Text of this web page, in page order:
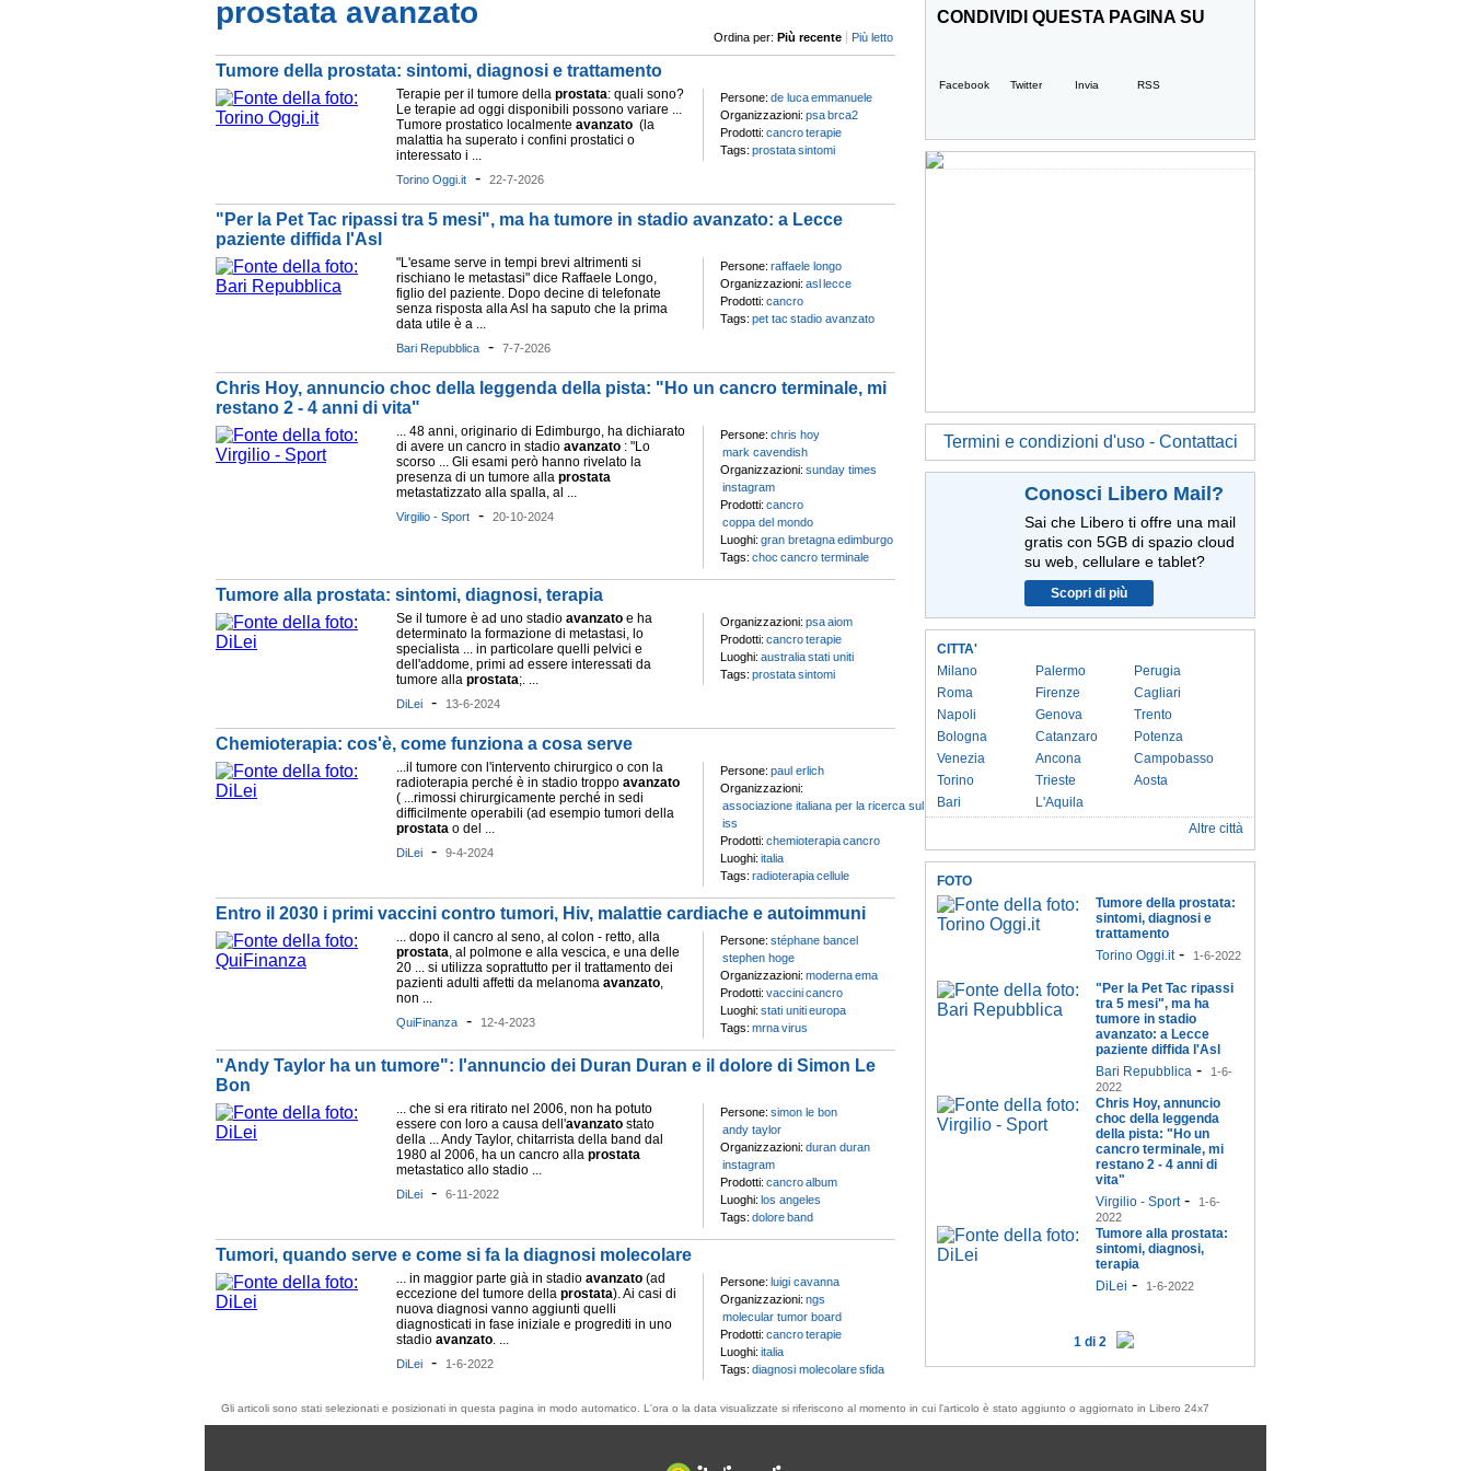
prostata avanzato
Ordina per: Più recente Più letto
Tumore della prostata: sintomi, diagnosi e trattamento
Terapie per il tumore della prostata: quali sono?
Le terapie ad oggi disponibili possono variare ...
Tumore prostatico localmente avanzato (la
malattia ha superato i confini prostatici o
interessato i ...
Torino Oggi.it - 22-7-2026
Persone: de lucaemmanuele
Organizzazioni: psabrca2
Prodotti: cancroterapie
Tags: prostatasintomi
"Per la Pet Tac ripassi tra 5 mesi", ma ha tumore in stadio avanzato: a Lecce
paziente diffida l'Asl
"L'esame serve in tempi brevi altrimenti si
rischiano le metastasi" dice Raffaele Longo,
figlio del paziente. Dopo decine di telefonate
senza risposta alla Asl ha saputo che la prima
data utile è a ...
Bari Repubblica - 7-7-2026
Persone: raffaele longo
Organizzazioni: asllecce
Prodotti: cancro
Tags: pet tac stadio avanzato
Chris Hoy, annuncio choc della leggenda della pista: "Ho un cancro terminale, mi
restano 2 - 4 anni di vita"
... 48 anni, originario di Edimburgo, ha dichiarato
di avere un cancro in stadio avanzato : "Lo
scorso ... Gli esami però hanno rivelato la
presenza di un tumore alla prostata
metastatizzato alla spalla, al ...
Virgilio - Sport - 20-10-2024
Persone: chris hoy
mark cavendish
Organizzazioni: sunday times
instagram
Prodotti: cancro
coppa del mondo
Luoghi: gran bretagnaedimburgo
Tags: choc cancro terminale
Tumore alla prostata: sintomi, diagnosi, terapia
Se il tumore è ad uno stadio avanzato e ha
determinato la formazione di metastasi, lo
specialista ... in particolare quelli pelvici e
dell'addome, primi ad essere interessati da
tumore alla prostata;. ...
DiLei - 13-6-2024
Organizzazioni: psaaiom
Prodotti: cancroterapie
Luoghi: australiastati uniti
Tags: prostatasintomi
Chemioterapia: cos'è, come funziona a cosa serve
...il tumore con l'intervento chirurgico o con la
radioterapia perché è in stadio troppo avanzato
( ...rimossi chirurgicamente perché in sedi
difficilmente operabili (ad esempio tumori della
prostata o del ...
DiLei - 9-4-2024
Persone: paul erlich
Organizzazioni:
associazione italiana per la ricerca sul cancro
iss
Prodotti: chemioterapiacancro
Luoghi: italia
Tags: radioterapiacellule
Entro il 2030 i primi vaccini contro tumori, Hiv, malattie cardiache e autoimmuni
... dopo il cancro al seno, al colon - retto, alla
prostata, al polmone e alla vescica, e una delle
20 ... si utilizza soprattutto per il trattamento dei
pazienti adulti affetti da melanoma avanzato,
non ...
QuiFinanza - 12-4-2023
Persone: stéphane bancel
stephen hoge
Organizzazioni: modernaema
Prodotti: vaccinicancro
Luoghi: stati unitieuropa
Tags: mrnavirus
"Andy Taylor ha un tumore": l'annuncio dei Duran Duran e il dolore di Simon Le
Bon
... che si era ritirato nel 2006, non ha potuto
essere con loro a causa dell'avanzato stato
della ... Andy Taylor, chitarrista della band dal
1980 al 2006, ha un cancro alla prostata
metastatico allo stadio ...
DiLei - 6-11-2022
Persone: simon le bon
andy taylor
Organizzazioni: duran duran
instagram
Prodotti: cancroalbum
Luoghi: los angeles
Tags: doloreband
Tumori, quando serve e come si fa la diagnosi molecolare
... in maggior parte già in stadio avanzato (ad
eccezione del tumore della prostata). Ai casi di
nuova diagnosi vanno aggiunti quelli
diagnosticati in fase iniziale e progrediti in uno
stadio avanzato. ...
DiLei - 1-6-2022
Persone: luigi cavanna
Organizzazioni: ngs
molecular tumor board
Prodotti: cancroterapie
Luoghi: italia
Tags: diagnosi molecolaresfida
CONDIVIDI QUESTA PAGINA SU
Facebook Twitter Invia RSS
Termini e condizioni d'uso - Contattaci
Conosci Libero Mail?
Sai che Libero ti offre una mail
gratis con 5GB di spazio cloud
su web, cellulare e tablet?
Scopri di più
CITTA'
Milano
Roma
Napoli
Bologna
Venezia
Torino
Bari
Palermo
Firenze
Genova
Catanzaro
Ancona
Trieste
L'Aquila
Perugia
Cagliari
Trento
Potenza
Campobasso
Aosta
Altre città
FOTO
Tumore della prostata:
sintomi, diagnosi e
trattamento
Torino Oggi.it- 1-6-2022
"Per la Pet Tac ripassi
tra 5 mesi", ma ha
tumore in stadio
avanzato: a Lecce
paziente diffida l'Asl
Bari Repubblica -
1-6-
2022
Chris Hoy, annuncio
choc della leggenda
della pista: "Ho un
cancro terminale, mi
restano 2 - 4 anni di
vita"
Virgilio - Sport-
1-6-
2022
Tumore alla prostata:
sintomi, diagnosi,
terapia
DiLei - 1-6-2022
1 di 2
Gli articoli sono stati selezionati e posizionati in questa pagina in modo automatico. L'ora o la data visualizzate si riferiscono al momento in cui l'articolo è stato aggiunto o aggiornato in Libero 24x7